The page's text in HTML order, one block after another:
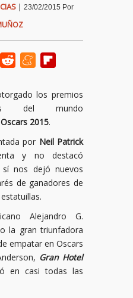
| 23/02/2015 Por
Copy
Reddit Meneame
los premios
del mundo
2015.
por Neil Patrick
y no destacó
sí nos dejó nuevos
de ganadores de
Alejandro G.
la gran triunfadora
empatar en Oscars
Gran Hotel
en casi todas las